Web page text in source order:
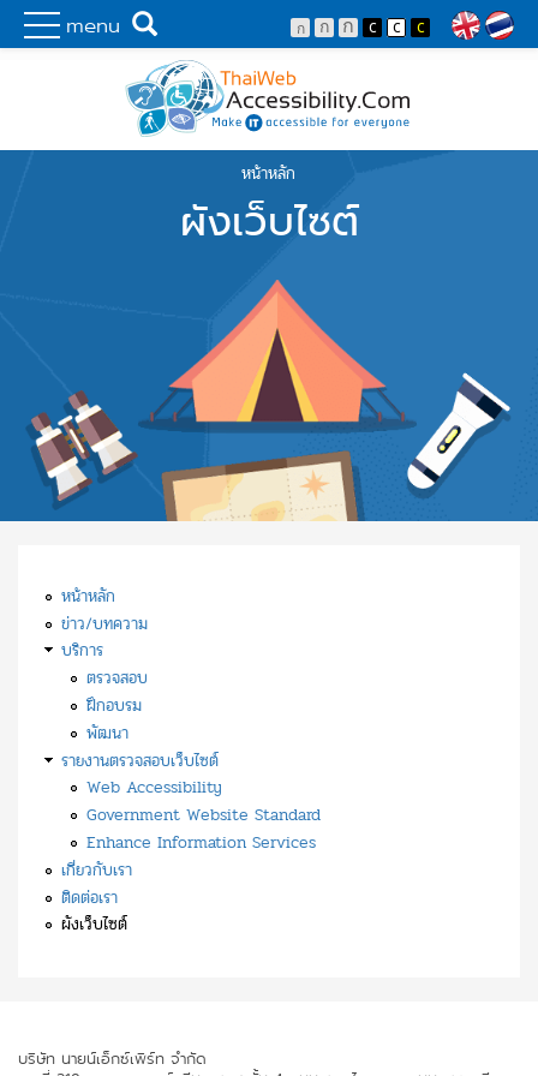
menu
Skip to main content
พัฒนาเว็บไซต์ที่ทุกคนเข้าถึงได้ที่แรก
Search
หน้าหลัก
ผังเว็บไซต์
หน้าหลัก
ข่าว/บทความ
บริการ
ตรวจสอบ
ฝึกอบรม
พัฒนา
รายงานตรวจสอบเว็บไซต์
Web Accessibility
Government Website Standard
Enhance Information Services
เกี่ยวกับเรา
ติดต่อเรา
ผังเว็บไซต์
บริษัท นายน์เอ็กซ์เพิร์ท จำกัด